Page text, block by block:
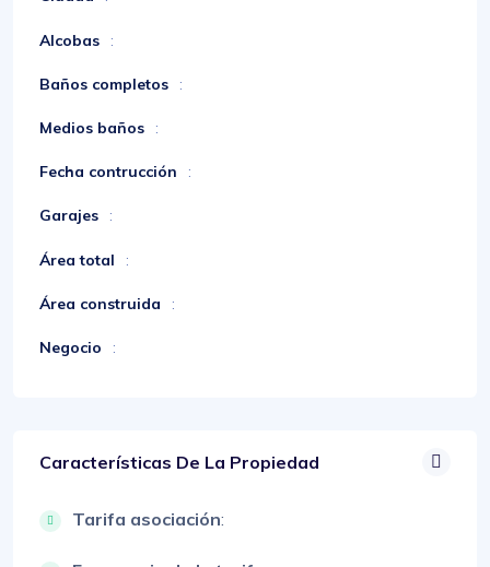
Alcobas :
Baños completos :
Medios baños :
Fecha contrucción :
Garajes :
Área total :
Área construida :
Negocio :
Características De La Propiedad
Tarifa asociación: